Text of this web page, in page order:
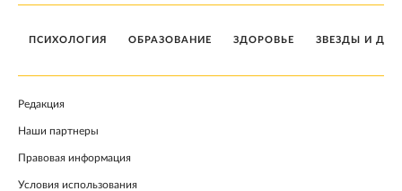
ПСИХОЛОГИЯ ОБРАЗОВАНИЕ ЗДОРОВЬЕ ЗВЕЗДЫ И
Редакция
Наши партнеры
Правовая информация
Условия использования